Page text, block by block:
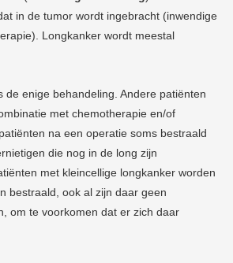
in de tumor wordt ingebracht (inwendige
Longkanker wordt meestal
de enige behandeling. Andere patiënten
met chemotherapie en/of
na een operatie soms bestraald
die nog in de long zijn
met kleincellige longkanker worden
bestraald, ook al zijn daar geen
om te voorkomen dat er zich daar